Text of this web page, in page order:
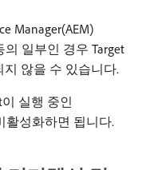
Manager(AEM)
일부인 경우 Target
않을 수 있습니다.
실행 중인
활성화하면 됩니다.